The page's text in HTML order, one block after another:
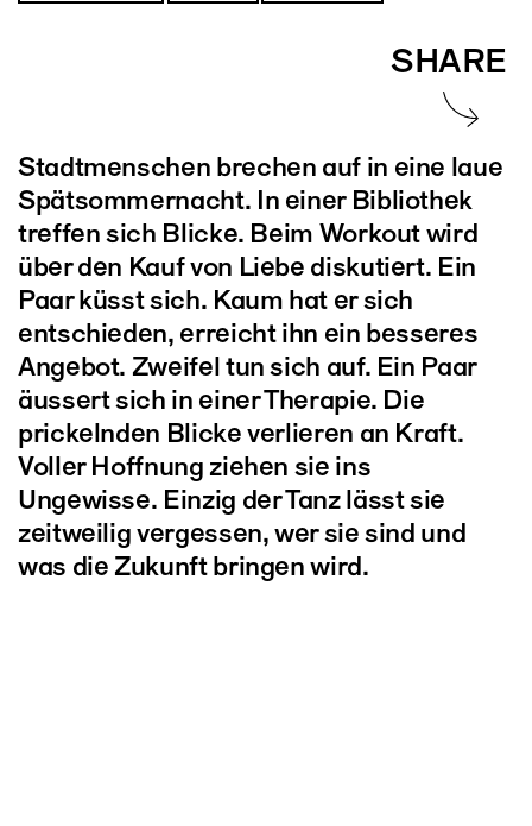
SHARE
Stadtmenschen brechen auf in eine laue
Spätsommernacht. In einer Bibliothek
treffen sich Blicke. Beim Workout wird
über den Kauf von Liebe diskutiert. Ein
Paar küsst sich. Kaum hat er sich
entschieden, erreicht ihn ein besseres
Angebot. Zweifel tun sich auf. Ein Paar
äussert sich in einer Therapie. Die
prickelnden Blicke verlieren an Kraft.
Voller Hoffnung ziehen sie ins
Ungewisse. Einzig der Tanz lässt sie
zeitweilig vergessen, wer sie sind und
was die Zukunft bringen wird.